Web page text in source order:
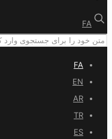
FA
FA
EN
AR
TR
ES